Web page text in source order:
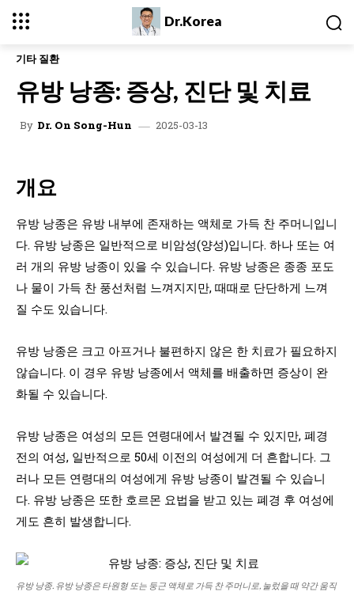
Dr.Korea
기타 질환
유방 낭종: 증상, 진단 및 치료
By Dr. On Song-Hun 2025-03-13
개요
유방 낭종은 유방 내부에 존재하는 액체로 가득 찬 주머니입니
다. 유방 낭종은 일반적으로 비암성(양성)입니다. 하나 또는 여
러 개의 유방 낭종이 있을 수 있습니다. 유방 낭종은 종종 포도
나 물이 가득 찬 풍선처럼 느껴지지만, 때때로 단단하게 느껴
질 수도 있습니다.
유방 낭종은 크고 아프거나 불편하지 않은 한 치료가 필요하지
않습니다. 이 경우 유방 낭종에서 액체를 배출하면 증상이 완
화될 수 있습니다.
유방 낭종은 여성의 모든 연령대에서 발견될 수 있지만, 폐경
전의 여성, 일반적으로 50세 이전의 여성에게 더 흔합니다. 그
러나 모든 연령대의 여성에게 유방 낭종이 발견될 수 있습니
다. 유방 낭종은 또한 호르몬 요법을 받고 있는 폐경 후 여성에
게도 흔히 발생합니다.
유방 낭종. 유방 낭종은 타원형 또는 둥근 액체로 가득 찬 주머니로, 눌렀을 때 약간 움직